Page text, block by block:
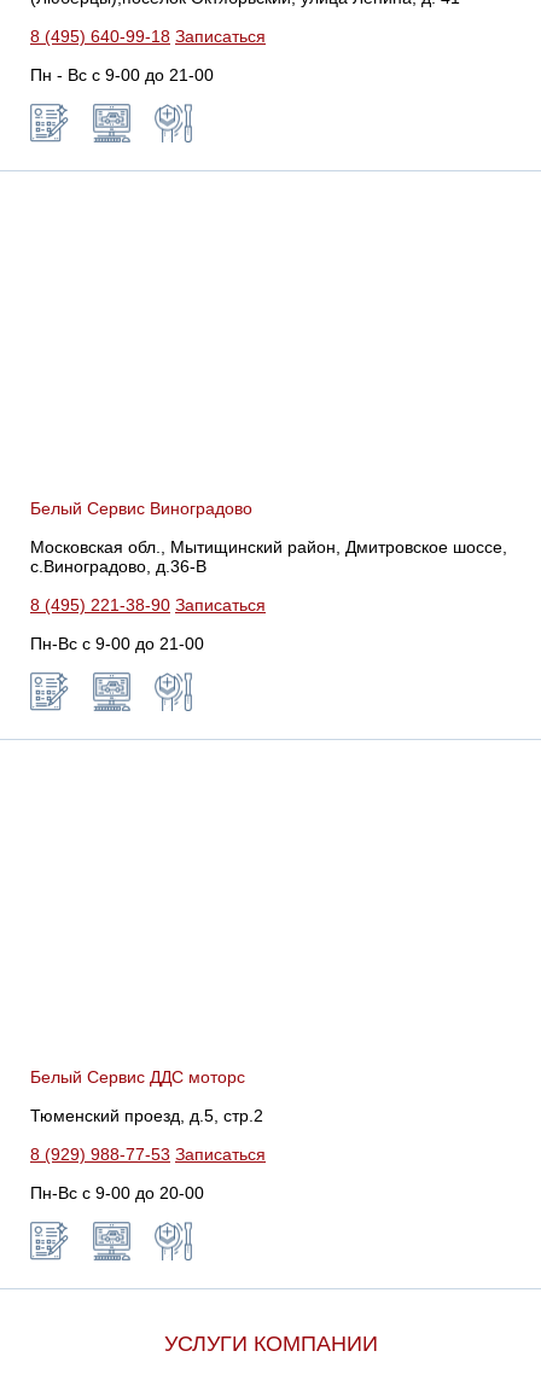
8 (495) 640-99-18 Записаться
Пн - Вс с 9-00 до 21-00
Белый Сервис Виноградово
Московская обл., Мытищинский район, Дмитровское шоссе,
с.Виноградово, д.36-В
8 (495) 221-38-90 Записаться
Пн-Вс с 9-00 до 21-00
Белый Сервис ДДС моторс
Тюменский проезд, д.5, стр.2
8 (929) 988-77-53 Записаться
Пн-Вс c 9-00 до 20-00
УСЛУГИ КОМПАНИИ